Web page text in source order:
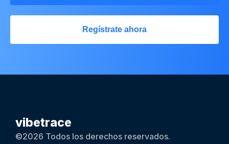
Regístrate ahora
vibetrace
©2026 Todos los derechos reservados.